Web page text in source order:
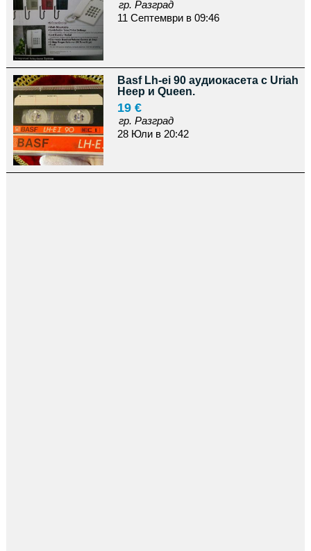
гр. Разград
11 Септември в 09:46
Basf Lh-ei 90 аудиокасета с Uriah
Heep и Queen.
19 €
гр. Разград
28 Юли в 20:42